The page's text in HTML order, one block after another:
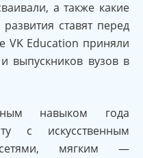
а также какие
ставят перед
VK Education приняли
выпускников вузов в
навыком года
с искусственным
мягким —